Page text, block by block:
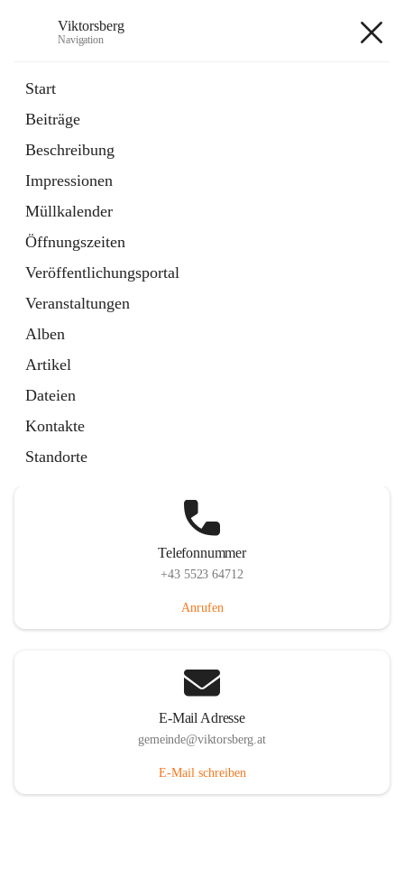
Viktorsberg
Navigation
Start
Beiträge
Beschreibung
Impressionen
Müllkalender
Öffnungszeiten
Veröffentlichungsportal
Veranstaltungen
Alben
Artikel
Dateien
Kontakte
Standorte
1 Schnellzugriff
Bürgerservice
10 Schnellzugriffe
Telefonnummer
+43 5523 64712
Anrufen
E-Mail Adresse
gemeinde@viktorsberg.at
E-Mail schreiben